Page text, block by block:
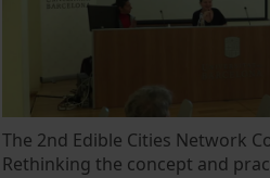
The 2nd Edible Cities Network
Rethinking the concept and